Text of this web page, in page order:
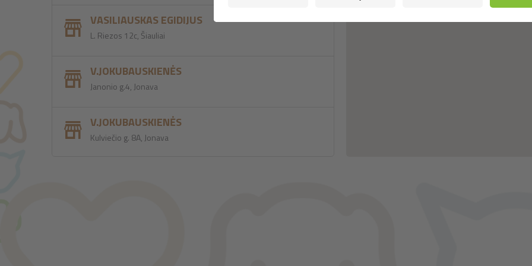
VASILIAUSKAS EGIDIJUS
L. Riezos 12c, Šiauliai
V.JOKUBAUSKIENĖS
Janonio g.4, Jonava
V.JOKUBAUSKIENĖS
Kulviečio g. 8A, Jonava